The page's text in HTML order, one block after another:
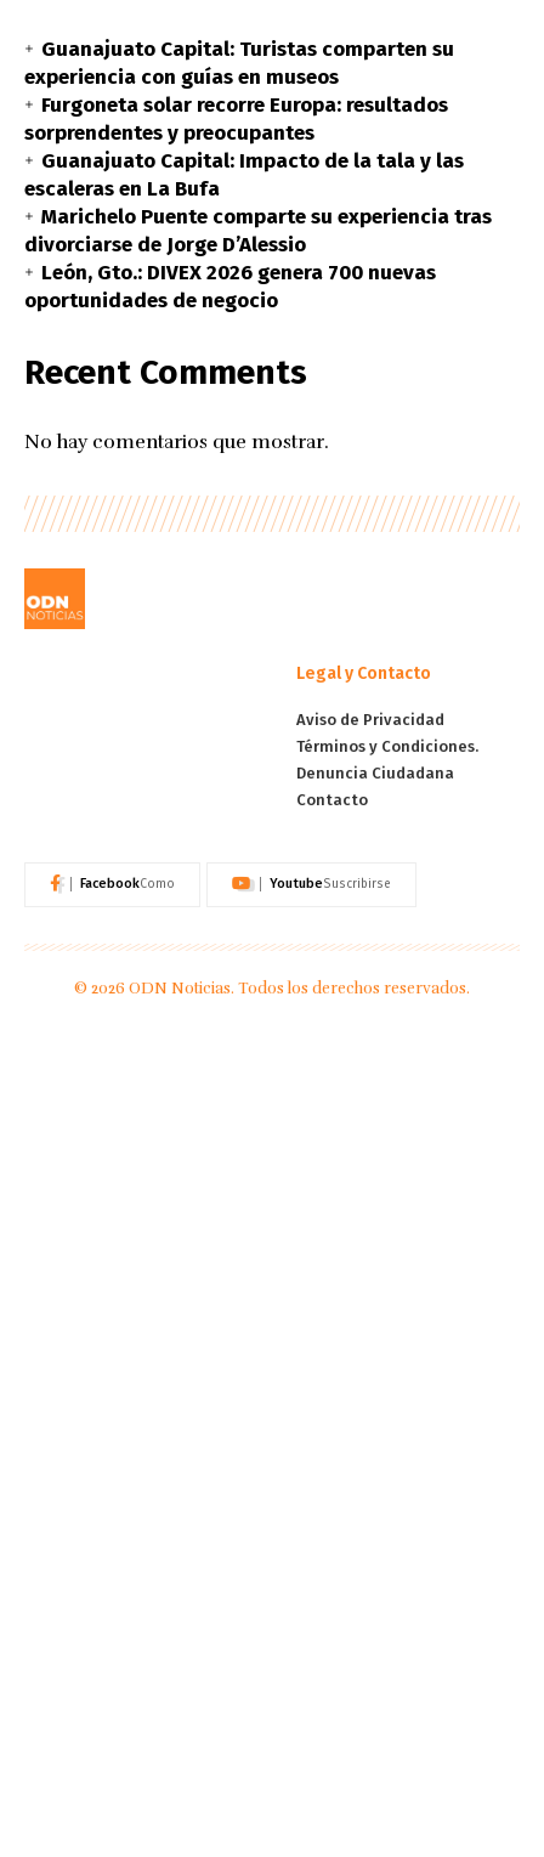
Guanajuato Capital: Turistas comparten su
experiencia con guías en museos
Furgoneta solar recorre Europa: resultados
sorprendentes y preocupantes
Guanajuato Capital: Impacto de la tala y las
escaleras en La Bufa
Marichelo Puente comparte su experiencia tras
divorciarse de Jorge D’Alessio
León, Gto.: DIVEX 2026 genera 700 nuevas
oportunidades de negocio
Recent Comments
No hay comentarios que mostrar.
Legal y Contacto
Aviso de Privacidad
Términos y Condiciones.
Denuncia Ciudadana
Contacto
FacebookComo YoutubeSuscribirse
© 2026 ODN Noticias. Todos los derechos reservados.